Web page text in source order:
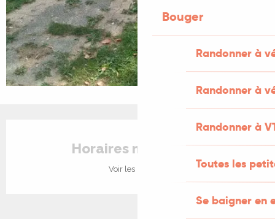
Bouger
Randonner à
Randonner à
Randonner à
Toutes les
Se baigner en
Ouverture et coordonnées
Horaires non définis
Voir les horaires